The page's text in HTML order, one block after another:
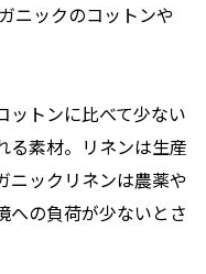
ニックのコットンや
ットンに比べて少ない
る素材。リネンは生産
ニックリネンは農薬や
への負荷が少ないとさ